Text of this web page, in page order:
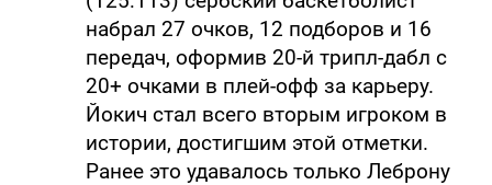
набрал 27 очков, 12 подборов и 16
передач, оформив 20-й трипл-дабл с
20+ очками в плей-офф за карьеру.
Йокич стал всего вторым игроком в
истории, достигшим этой отметки.
Ранее это удавалось только Леброну